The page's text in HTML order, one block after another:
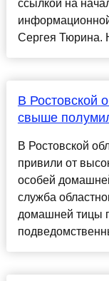
ссылкой на
Сергея Тюрина.
В Ростовской
свыше
В Ростовской
привили от
особей
служба
домашней тицы